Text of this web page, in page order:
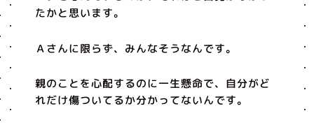
たかと思います。
Ａさんに限らず、みんなそうなんです。
親のことを心配するのに一生懸命で、自分がど
れだけ傷ついてるか分かってないんです。